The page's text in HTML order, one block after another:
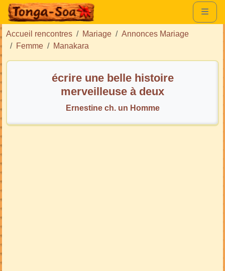
Accueil rencontres Mariage
Annonces Mariage
Femme
Manakara
écrire une belle histoire
merveilleuse à deux
Ernestine ch. un Homme